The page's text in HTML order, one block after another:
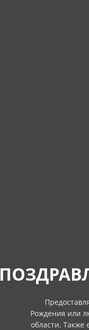
Рождения или
области. Также